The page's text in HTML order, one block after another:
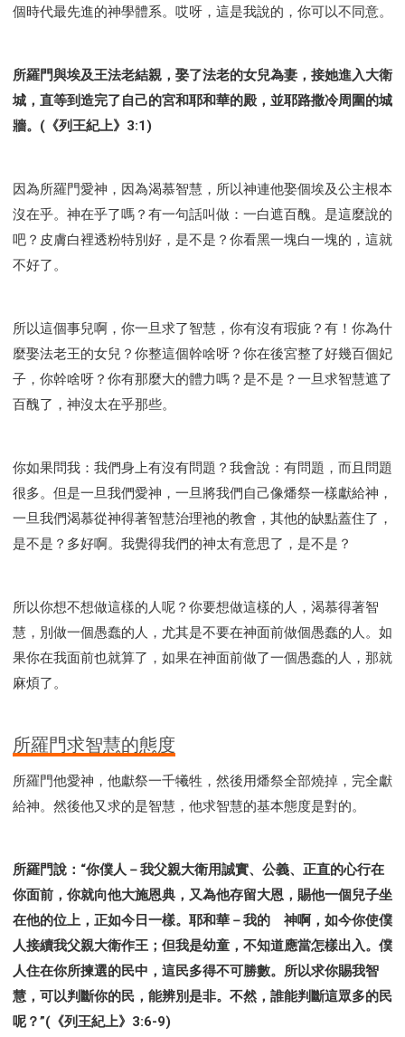
個時代最先進的神學體系。哎呀，這是我說的，你可以不同意。
所羅門與埃及王法老結親，娶了法老的女兒為妻，接她進入大衛
城，直等到造完了自己的宮和耶和華的殿，並耶路撒冷周圍的城
牆。(《列王紀上》3:1)
因為所羅門愛神，因為渴慕智慧，所以神連他娶個埃及公主根本
沒在乎。神在乎了嗎？有一句話叫做：一白遮百醜。是這麼說的
吧？皮膚白裡透粉特別好，是不是？你看黑一塊白一塊的，這就
不好了。
所以這個事兒啊，你一旦求了智慧，你有沒有瑕疵？有！你為什
麼娶法老王的女兒？你整這個幹啥呀？你在後宮整了好幾百個妃
子，你幹啥呀？你有那麼大的體力嗎？是不是？一旦求智慧遮了
百醜了，神沒太在乎那些。
你如果問我：我們身上有沒有問題？我會說：有問題，而且問題
很多。但是一旦我們愛神，一旦將我們自己像燔祭一樣獻給神，
一旦我們渴慕從神得著智慧治理祂的教會，其他的缺點蓋住了，
是不是？多好啊。我覺得我們的神太有意思了，是不是？
所以你想不想做這樣的人呢？你要想做這樣的人，渴慕得著智
慧，別做一個愚蠢的人，尤其是不要在神面前做個愚蠢的人。如
果你在我面前也就算了，如果在神面前做了一個愚蠢的人，那就
麻煩了。
所羅門求智慧的態度
所羅門他愛神，他獻祭一千犧牲，然後用燔祭全部燒掉，完全獻
給神。然後他又求的是智慧，他求智慧的基本態度是對的。
所羅門說：“你僕人－我父親大衛用誠實、公義、正直的心行在
你面前，你就向他大施恩典，又為他存留大恩，賜他一個兒子坐
在他的位上，正如今日一樣。耶和華－我的 神啊，如今你使僕
人接續我父親大衛作王；但我是幼童，不知道應當怎樣出入。僕
人住在你所揀選的民中，這民多得不可勝數。所以求你賜我智
慧，可以判斷你的民，能辨別是非。不然，誰能判斷這眾多的民
呢？”(《列王紀上》3:6-9)